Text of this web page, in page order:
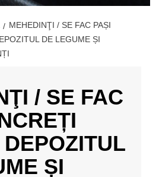
MEHEDINŢI / SE FAC PAȘI
DE LEGUME ȘI
/ SE FAC
ȘI